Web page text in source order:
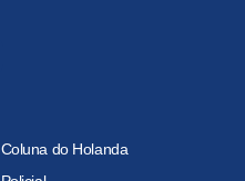
Coluna do Holanda